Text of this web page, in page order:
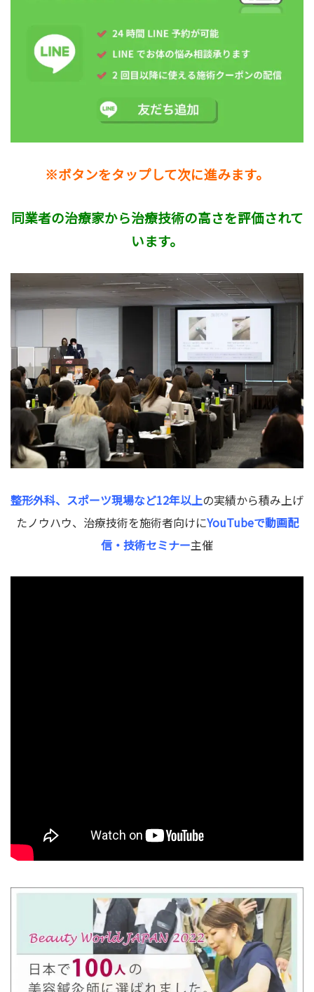
※ボタンをタップして次に進みます。
同業者の治療家から治療技術の高さを評価されて
います。
整形外科、スポーツ現場など12年以上の実績から積み上げ
たノウハウ、治療技術を施術者向けにYouTubeで動画配
信・技術セミナー主催